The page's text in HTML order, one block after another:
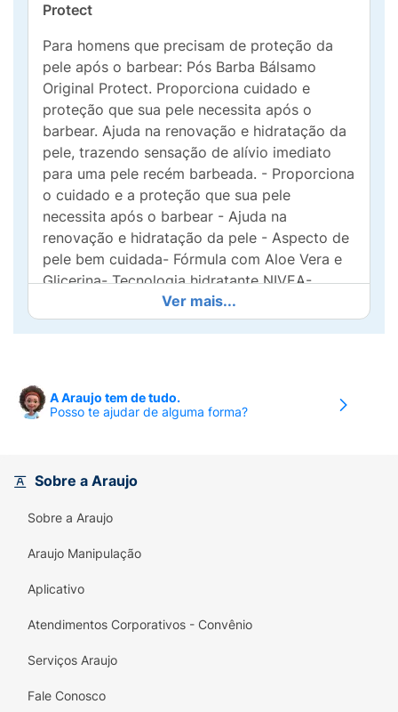
Protect
Para homens que precisam de proteção da
pele após o barbear: Pós Barba Bálsamo
Original Protect. Proporciona cuidado e
proteção que sua pele necessita após o
barbear. Ajuda na renovação e hidratação da
pele, trazendo sensação de alívio imediato
para uma pele recém barbeada. - Proporciona
o cuidado e a proteção que sua pele
necessita após o barbear - Ajuda na
renovação e hidratação da pele - Aspecto de
pele bem cuidada- Fórmula com Aloe Vera e
Glicerina- Tecnologia hidratante NIVEA-
Dermatologicamente testado
Indicação:Todos os tipos de peleModo de
resultados, use a linha completa NIVEA MEN.
Barbadensis Leaf Juice Powder, Panthenol,
Carbomer, Sodium Hydroxide, Limonene,
Linalool, Citronellol, Coumarin, Alpha-
Isomethyl Ionone, Geraniol
Ver mais...
A Araujo tem de tudo.
Posso te ajudar de alguma forma?
Sobre a Araujo
Sobre a Araujo
Araujo Manipulação
Aplicativo
Atendimentos Corporativos - Convênio
Serviços Araujo
Fale Conosco